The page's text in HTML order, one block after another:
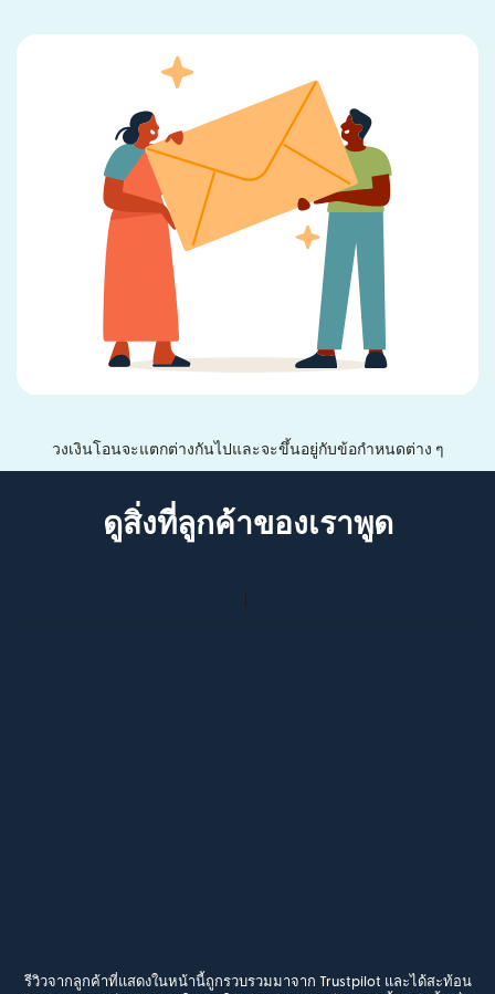
วงเงินโอนจะแตกต่างกันไปและจะขึ้นอยู่กับข้อกำหนดต่าง ๆ
ดูสิ่งที่ลูกค้าของเราพูด
รีวิวจากลูกค้าที่แสดงในหน้านี้ถูกรวบรวมมาจาก Trustpilot และได้สะท้อน